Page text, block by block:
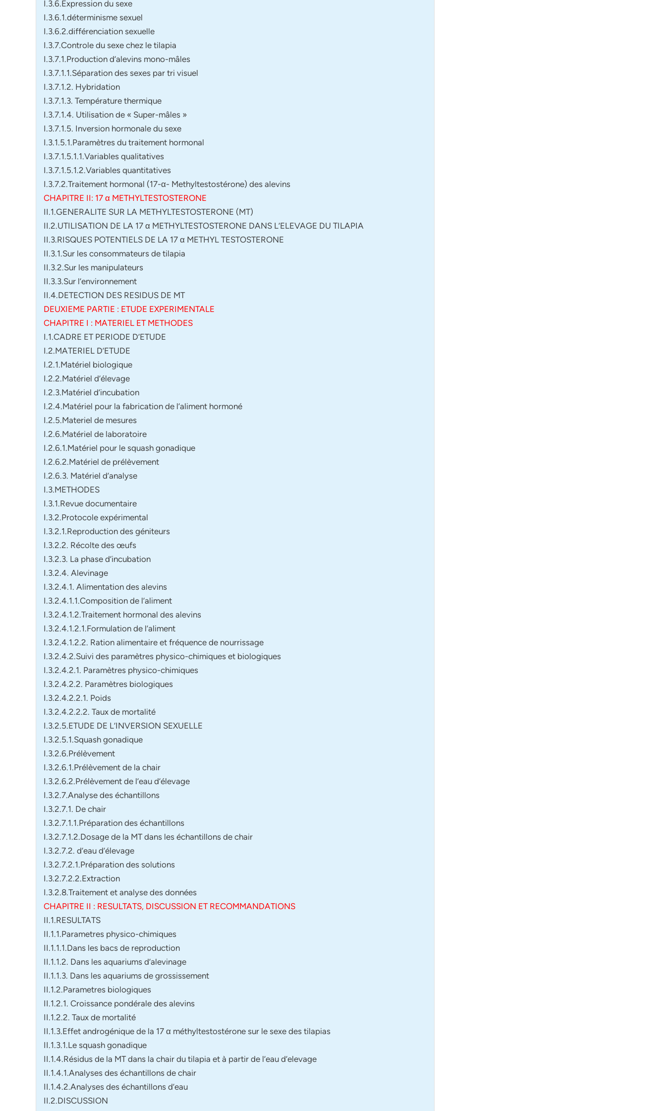
I.3.6.Expression du sexe
I.3.6.1.déterminisme sexuel
I.3.6.2.différenciation sexuelle
I.3.7.Controle du sexe chez le tilapia
I.3.7.1.Production d’alevins mono-mâles
I.3.7.1.1.Séparation des sexes par tri visuel
I.3.7.1.2. Hybridation
I.3.7.1.3. Température thermique
I.3.7.1.4. Utilisation de « Super-mâles »
I.3.7.1.5. Inversion hormonale du sexe
I.3.1.5.1.Paramètres du traitement hormonal
I.3.7.1.5.1.1.Variables qualitatives
I.3.7.1.5.1.2.Variables quantitatives
I.3.7.2.Traitement hormonal (17-α- Methyltestostérone) des alevins
CHAPITRE II: 17 α METHYLTESTOSTERONE
II.1.GENERALITE SUR LA METHYLTESTOSTERONE (MT)
II.2.UTILISATION DE LA 17 α METHYLTESTOSTERONE DANS L’ELEVAGE DU TILAPIA
II.3.RISQUES POTENTIELS DE LA 17 α METHYL TESTOSTERONE
II.3.1.Sur les consommateurs de tilapia
II.3.2.Sur les manipulateurs
II.3.3.Sur l’environnement
II.4.DETECTION DES RESIDUS DE MT
DEUXIEME PARTIE : ETUDE EXPERIMENTALE
CHAPITRE I : MATERIEL ET METHODES
I.1.CADRE ET PERIODE D’ETUDE
I.2.MATERIEL D’ETUDE
I.2.1.Matériel biologique
I.2.2.Matériel d’élevage
I.2.3.Matériel d’incubation
I.2.4.Matériel pour la fabrication de l’aliment hormoné
I.2.5.Materiel de mesures
I.2.6.Matériel de laboratoire
I.2.6.1.Matériel pour le squash gonadique
I.2.6.2.Matériel de prélèvement
I.2.6.3. Matériel d’analyse
I.3.METHODES
I.3.1.Revue documentaire
I.3.2.Protocole expérimental
I.3.2.1.Reproduction des géniteurs
I.3.2.2. Récolte des œufs
I.3.2.3. La phase d’incubation
I.3.2.4. Alevinage
I.3.2.4.1. Alimentation des alevins
I.3.2.4.1.1.Composition de l’aliment
I.3.2.4.1.2.Traitement hormonal des alevins
I.3.2.4.1.2.1.Formulation de l’aliment
I.3.2.4.1.2.2. Ration alimentaire et fréquence de nourrissage
I.3.2.4.2.Suivi des paramètres physico-chimiques et biologiques
I.3.2.4.2.1. Paramètres physico-chimiques
I.3.2.4.2.2. Paramètres biologiques
I.3.2.4.2.2.1. Poids
I.3.2.4.2.2.2. Taux de mortalité
I.3.2.5.ETUDE DE L’INVERSION SEXUELLE
I.3.2.5.1.Squash gonadique
I.3.2.6.Prélèvement
I.3.2.6.1.Prélèvement de la chair
I.3.2.6.2.Prélèvement de l’eau d’élevage
I.3.2.7.Analyse des échantillons
I.3.2.7.1. De chair
I.3.2.7.1.1.Préparation des échantillons
I.3.2.7.1.2.Dosage de la MT dans les échantillons de chair
I.3.2.7.2. d’eau d’élevage
I.3.2.7.2.1.Préparation des solutions
I.3.2.7.2.2.Extraction
I.3.2.8.Traitement et analyse des données
CHAPITRE II : RESULTATS, DISCUSSION ET RECOMMANDATIONS
II.1.RESULTATS
II.1.1.Parametres physico-chimiques
II.1.1.1.Dans les bacs de reproduction
II.1.1.2. Dans les aquariums d’alevinage
II.1.1.3. Dans les aquariums de grossissement
II.1.2.Parametres biologiques
II.1.2.1. Croissance pondérale des alevins
II.1.2.2. Taux de mortalité
II.1.3.Effet androgénique de la 17 α méthyltestostérone sur le sexe des tilapias
II.1.3.1.Le squash gonadique
II.1.4.Résidus de la MT dans la chair du tilapia et à partir de l’eau d’elevage
II.1.4.1.Analyses des échantillons de chair
II.1.4.2.Analyses des échantillons d’eau
II.2.DISCUSSION